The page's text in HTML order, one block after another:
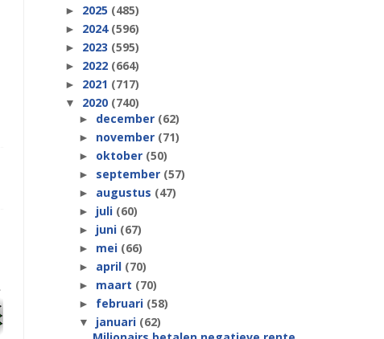
► 2025 (485)
► 2024 (596)
► 2023 (595)
► 2022 (664)
► 2021 (717)
▼ 2020 (740)
► december (62)
► november (71)
► oktober (50)
► september (57)
► augustus (47)
► juli (60)
► juni (67)
► mei (66)
► april (70)
► maart (70)
► februari (58)
▼ januari (62)